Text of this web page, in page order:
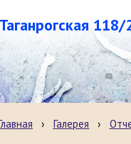
118/
› Галерея ›